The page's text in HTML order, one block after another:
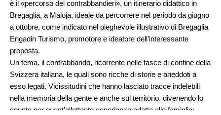
è il «percorso dei contrabbandieri», un itinerario didattico in
Bregaglia, a Maloja, ideale da percorrere nel periodo da giugno
a ottobre, come indicato nel pieghevole illustrativo di Bregaglia
Engadin Turismo, promotore e ideatore dell’interessante
proposta.
Un tema, il contrabbando, ricorrente nelle fasce di confine della
Svizzera italiana, le quali sono ricche di storie e aneddoti a
esso legati. Vicissitudini che hanno lasciato tracce indelebili
nella memoria della gente e anche sul territorio, divenendo lo
spunto per quest’allettante esperienza adatta alle famiglie: